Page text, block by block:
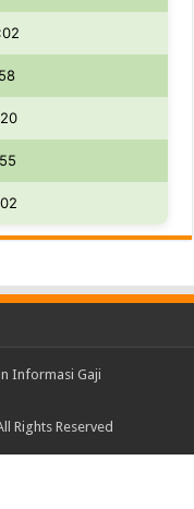
Informasi Gaji
Rights Reserved